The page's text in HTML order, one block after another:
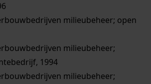
milieubeheer; open
milieubeheer;
1994
milieubeheer;